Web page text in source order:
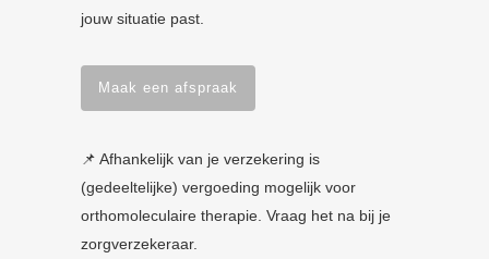
jouw situatie past.
Maak een afspraak
📌 Afhankelijk van je verzekering is
(gedeeltelijke) vergoeding mogelijk voor
orthomoleculaire therapie. Vraag het na bij je
zorgverzekeraar.